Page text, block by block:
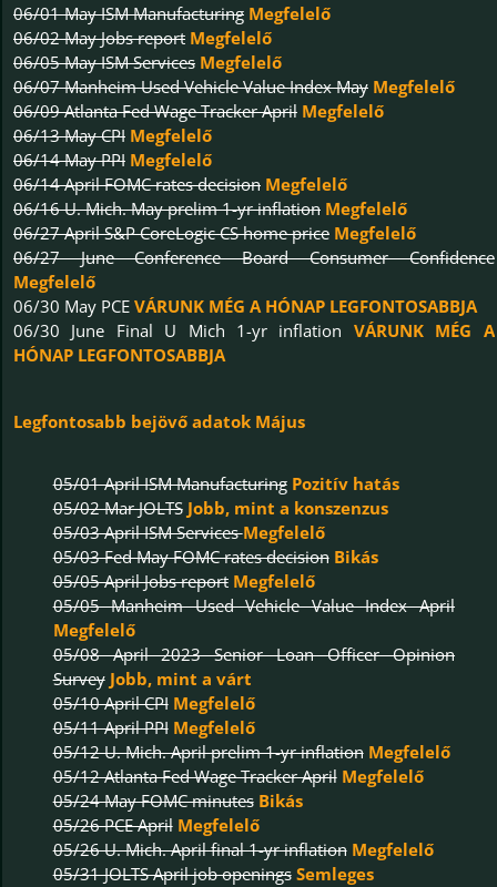
06/01 May ISM Manufacturing Megfelelő
06/02 May Jobs report Megfelelő
06/05 May ISM Services Megfelelő
06/07 Manheim Used Vehicle Value Index May Megfelelő
06/09 Atlanta Fed Wage Tracker April Megfelelő
06/13 May CPI Megfelelő
06/14 May PPI Megfelelő
06/14 April FOMC rates decision Megfelelő
06/16 U. Mich. May prelim 1-yr inflation Megfelelő
06/27 April S&P CoreLogic CS home price Megfelelő
06/27 June Conference Board Consumer Confidence
Megfelelő
06/30 May PCE VÁRUNK MÉG A HÓNAP LEGFONTOSABBJA
06/30 June Final U Mich 1-yr inflation VÁRUNK MÉG A
HÓNAP LEGFONTOSABBJA
Legfontosabb bejövő adatok Május
05/01 April ISM Manufacturing Pozitív hatás
05/02 Mar JOLTS Jobb, mint a konszenzus
05/03 April ISM ServicesMegfelelő
05/03 Fed May FOMC rates decision Bikás
05/05 April Jobs report Megfelelő
05/05 Manheim Used Vehicle Value Index April
Megfelelő
05/08 April 2023 Senior Loan Officer Opinion
Survey Jobb, mint a várt
05/10 April CPI Megfelelő
05/11 April PPI Megfelelő
05/12 U. Mich. April prelim 1-yr inflation Megfelelő
05/12 Atlanta Fed Wage Tracker April Megfelelő
05/24 May FOMC minutes Bikás
05/26 PCE April Megfelelő
05/26 U. Mich. April final 1-yr inflation Megfelelő
05/31 JOLTS April job openings Semleges